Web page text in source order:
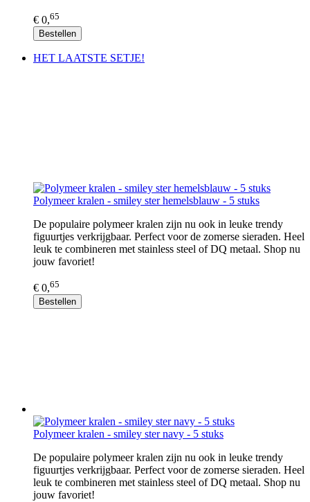
€ 0,65
Bestellen
HET LAATSTE SETJE!
Polymeer kralen - smiley ster hemelsblauw - 5 stuks
De populaire polymeer kralen zijn nu ook in leuke trendy
figuurtjes verkrijgbaar. Perfect voor de zomerse sieraden. Heel
leuk te combineren met stainless steel of DQ metaal. Shop nu
jouw favoriet!
€ 0,65
Bestellen
Polymeer kralen - smiley ster navy - 5 stuks
De populaire polymeer kralen zijn nu ook in leuke trendy
figuurtjes verkrijgbaar. Perfect voor de zomerse sieraden. Heel
leuk te combineren met stainless steel of DQ metaal. Shop nu
jouw favoriet!